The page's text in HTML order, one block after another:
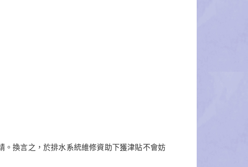
換言之，於排水系統維修資助下獲津貼不會妨